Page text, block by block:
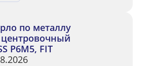
по металлу
Р6М5, FIT